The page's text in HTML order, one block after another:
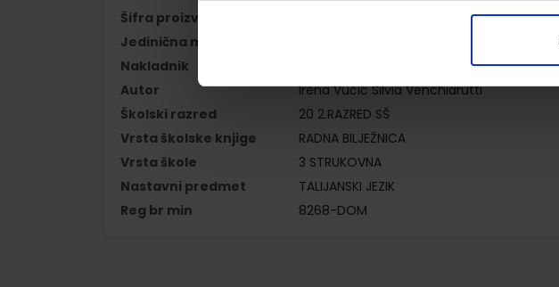
Šifra proizvoda
Jedinična mjera
Nakladnik
Autor
Irena Vučić Silvia Venchiarutti
Školski razred
20 2.RAZRED SŠ
Vrsta školske knjige
RADNA BILJEŽNICA
Vrsta škole
3 STRUKOVNA
Nastavni predmet
TALIJANSKI JEZIK
Reg br min
8268-DOM